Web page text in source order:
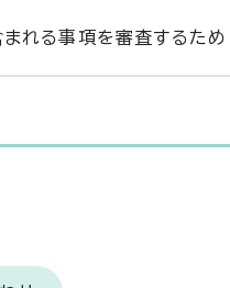
れる事項を審査するため